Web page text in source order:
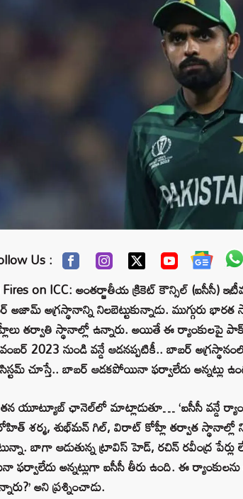
Us :
on ICC: అంతర్జాతీయ క్రికెట్ కౌన్సిల్ (ఐసీసీ)
అజామ్‌ అగ్రస్థానాన్ని నిలబెట్టుకున్నాడు. ముగ్గురు
తర్వాతి స్థానాల్లో ఉన్నారు. అయితే ఈ ర్యాంకులపై
2023 నుండి వన్డే ఆడనప్పటికీ.. బాబర్
చూస్తే.. బాబర్‌ ఆడకపోయినా ఫర్వాలేదు అన్నట్లు
యూట్యూబ్ ఛానెల్‌లో మాట్లాడుతూ… ‘ఐసీసీ వన్డే
శర్మ, శుభ్‌మన్‌ గిల్, విరాట్ కోహ్లీ తర్వాత స్థానాల్లో
బాగా ఆడుతున్న ట్రావిస్ హెడ్, రచిన్ రవీంద్ర పేర్లు
అన్నట్లుగా ఐసీసీ తీరు ఉంది. ఈ
అని ప్రశ్నించాడు.